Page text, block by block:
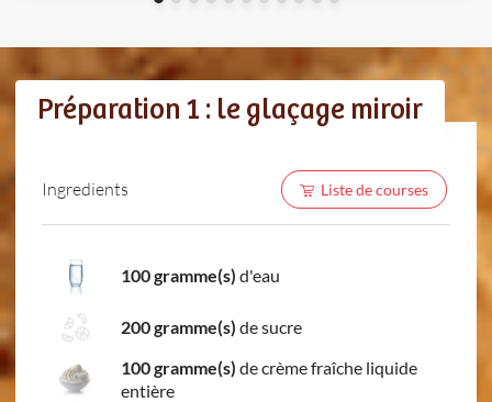
Préparation 1 : le glaçage miroir
Ingredients Liste de courses
100 gramme(s) d'eau
200 gramme(s) de sucre
100 gramme(s) de crème fraîche liquide
entière